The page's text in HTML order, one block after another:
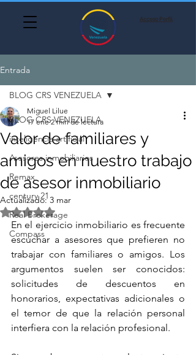
Acceso Perfil
Entrada
BLOG CRS VENEZUELA
inteligencia artificial
Asesores inmobiliarios
Remax
century 21
Real Brokerage
Compass
BLOG CRS VENEZUELA
Valor de familiares y
amigos en nuestro trabajo
de asesor inmobiliario
Miguel Lilue
17 ene 2 min de lectura
Actualizado:3 mar
Obtuvo NaN de 5 estrellas.
En el ejercicio inmobiliario es frecuente
escuchar a asesores que prefieren no
trabajar con familiares o amigos. Los
argumentos suelen ser conocidos:
solicitudes de descuentos en
honorarios, expectativas adicionales o
el temor de que la relación personal
interfiera con la relación profesional.